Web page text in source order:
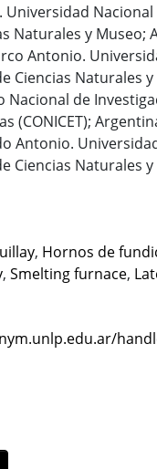
Universidad Nacional
Naturales y Museo;
Antonio.
Ciencias Naturales
de
(CONICET);
Antonio.
Ciencias Naturales
, Hornos de
, Smelting furnace,